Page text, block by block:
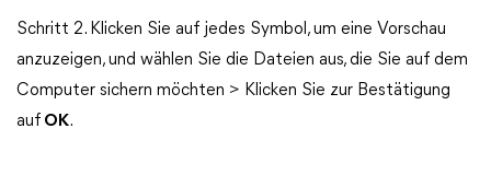
Schritt 2. Klicken Sie auf jedes Symbol, um eine Vorschau
anzuzeigen, und wählen Sie die Dateien aus, die Sie auf dem
Computer sichern möchten > Klicken Sie zur Bestätigung
auf OK.